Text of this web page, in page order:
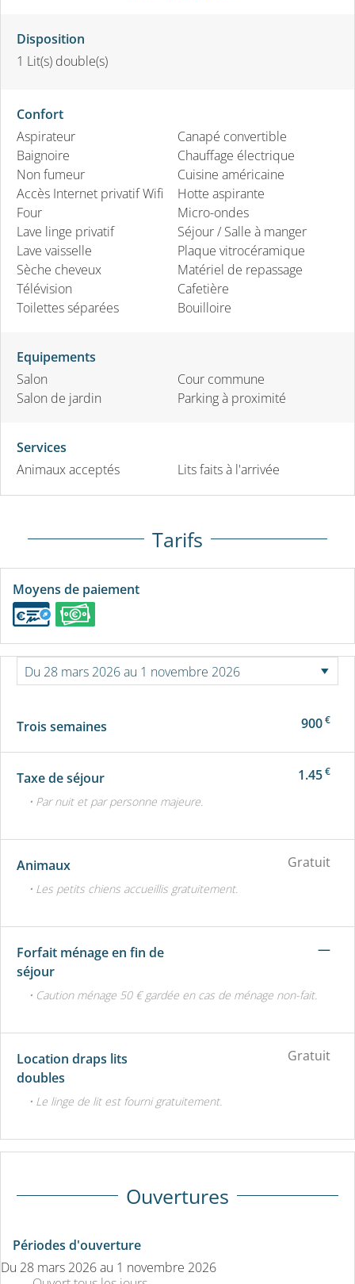
Disposition
1 Lit(s) double(s)
Confort
Aspirateur
Baignoire
Non fumeur
Accès Internet privatif Wifi
Four
Lave linge privatif
Lave vaisselle
Sèche cheveux
Télévision
Toilettes séparées
Canapé convertible
Chauffage électrique
Cuisine américaine
Hotte aspirante
Micro-ondes
Séjour / Salle à manger
Plaque vitrocéramique
Matériel de repassage
Cafetière
Bouilloire
Equipements
Salon
Salon de jardin
Cour commune
Parking à proximité
Services
Animaux acceptés
Lits faits à l'arrivée
Tarifs
Moyens de paiement
Trois semaines 900€
Taxe de séjour 1.45€
• Par nuit et par personne majeure.
Animaux Gratuit
• Les petits chiens accueillis gratuitement.
Forfait ménage en fin de
séjour
—
• Caution ménage 50 € gardée en cas de ménage non-fait.
Location draps lits
doubles
Gratuit
• Le linge de lit est fourni gratuitement.
Ouvertures
Périodes d'ouverture
Du 28 mars 2026au 1 novembre 2026